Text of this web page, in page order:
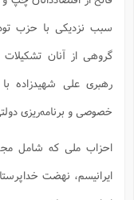
سبب نزدیکی با حزب
گروهی از آنان
رهبری علی شهید‌زاده
خصوصی و برنامه‌ریزی
احزاب ملی که شامل
ایرانیسم، نهضت